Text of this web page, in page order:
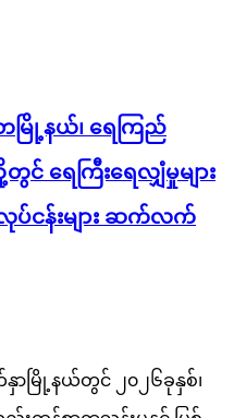
မြို့နယ်၊ ရေကြည်
ရေကြီးရေလျှံမှုများ
ငန်းများ ဆက်လက်
နှာမြို့နယ်တွင် ၂၀၂၆ခုနှစ်၊